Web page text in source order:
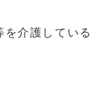
を介護している